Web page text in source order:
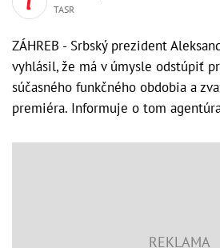
TASR
ZÁHREB - Srbský prezident
vyhlásil, že má v úmysle odstúpiť
súčasného funkčného obdobia a
premiéra. Informuje o tom